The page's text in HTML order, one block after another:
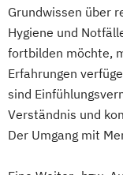
Grundwissen über
Hygiene und
fortbilden möchte,
Erfahrungen
sind
Verständnis und
Der Umgang mit